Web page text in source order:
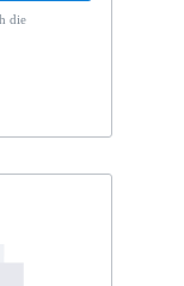
die